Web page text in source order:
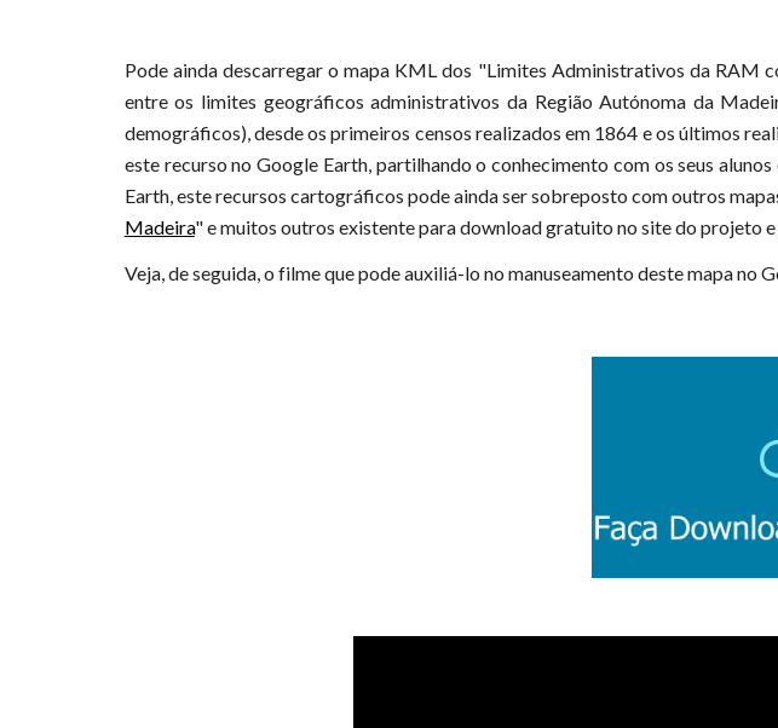
Pode ainda descarregar o mapa KML dos "Limites Administrativos da RAM
entre os limites geográficos administrativos da Região Autónoma da
demográficos), desde os primeiros censos realizados em 1864 e os últimos
este recurso no Google Earth, partilhando o conhecimento com os seus
Earth, este recursos cartográficos pode ainda ser sobreposto com outros
Madeira" e muitos outros existente para download gratuito no site do projeto e
Veja, de seguida, o filme que pode auxiliá-lo no manuseamento deste mapa no